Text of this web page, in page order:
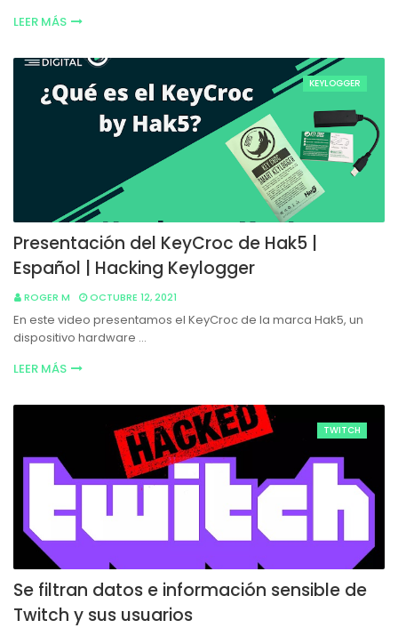
LEER MÁS
KEYLOGGER
Presentación del KeyCroc de Hak5 |
Español | Hacking Keylogger
ROGER M OCTUBRE 12, 2021
En este video presentamos el KeyCroc de la marca Hak5, un
dispositivo hardware …
LEER MÁS
TWITCH
Se filtran datos e información sensible de
Twitch y sus usuarios